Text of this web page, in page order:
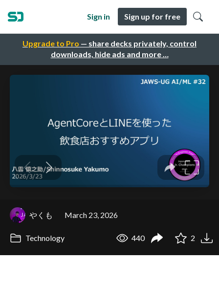
Upgrade to Pro — share decks privately, control
downloads, hide ads and more …
Sign in Sign up for free
やくも March 23, 2026
Technology 440 2